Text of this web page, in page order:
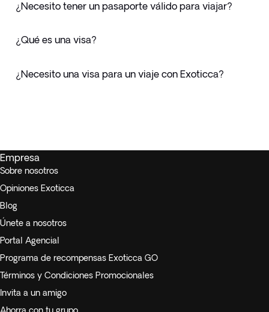
¿Necesito tener un pasaporte válido para viajar?
¿Qué es una visa?
¿Necesito una visa para un viaje con Exoticca?